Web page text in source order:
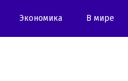
Экономика В мире